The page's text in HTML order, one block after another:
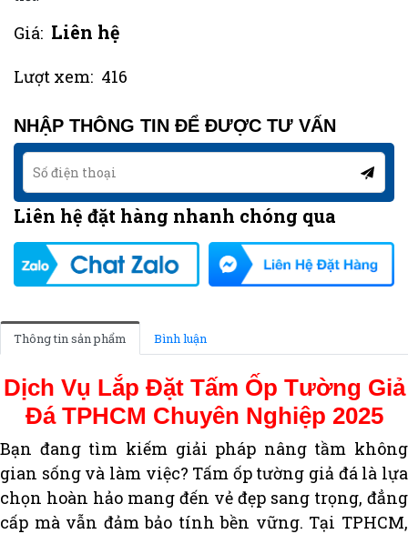
Giá: Liên hệ
Lượt xem: 416
NHẬP THÔNG TIN ĐỂ ĐƯỢC TƯ VẤN
Liên hệ đặt hàng nhanh chóng qua
Thông tin sản phẩm Bình luận
Dịch Vụ Lắp Đặt Tấm Ốp Tường Giả
Đá TPHCM Chuyên Nghiệp 2025
Bạn đang tìm kiếm giải pháp nâng tầm không
gian sống và làm việc? Tấm ốp tường giả đá là lựa
chọn hoàn hảo mang đến vẻ đẹp sang trọng, đẳng
cấp mà vẫn đảm bảo tính bền vững. Tại TPHCM,